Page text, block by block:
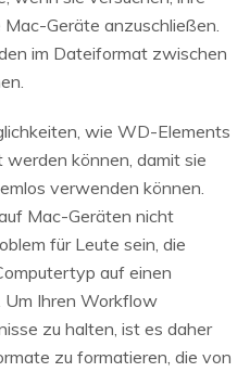
Geräte anzuschließen.
im Dateiformat zwischen
wie WD-Elements
können, damit sie
verwenden können.
Mac-Geräten nicht
für Leute sein, die
auf einen
Um Ihren Workflow
zu halten, ist es daher
zu formatieren, die von